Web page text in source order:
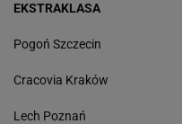
EKSTRAKLASA
Pogoń Szczecin
Cracovia Kraków
Lech Poznań